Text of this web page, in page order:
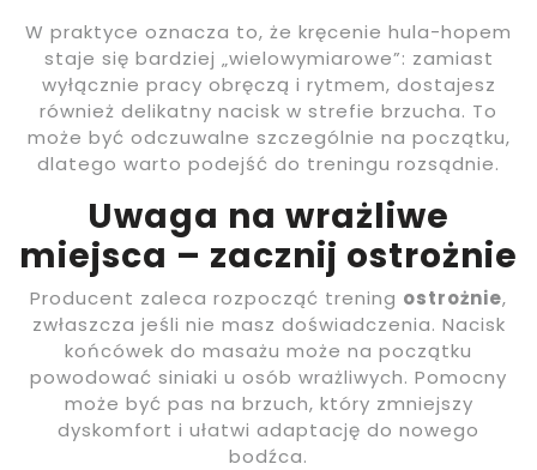
W praktyce oznacza to, że kręcenie hula-hopem
staje się bardziej „wielowymiarowe”: zamiast
wyłącznie pracy obręczą i rytmem, dostajesz
również delikatny nacisk w strefie brzucha. To
może być odczuwalne szczególnie na początku,
dlatego warto podejść do treningu rozsądnie.
Uwaga na wrażliwe
miejsca – zacznij ostrożnie
Producent zaleca rozpocząć trening ostrożnie,
zwłaszcza jeśli nie masz doświadczenia. Nacisk
końcówek do masażu może na początku
powodować siniaki u osób wrażliwych. Pomocny
może być pas na brzuch, który zmniejszy
dyskomfort i ułatwi adaptację do nowego
bodźca.